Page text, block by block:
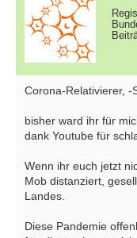
Corona-Relativierer, -
bisher ward ihr für
dank Youtube für
Wenn ihr euch jetzt
Mob distanziert,
Landes.
Diese Pandemie